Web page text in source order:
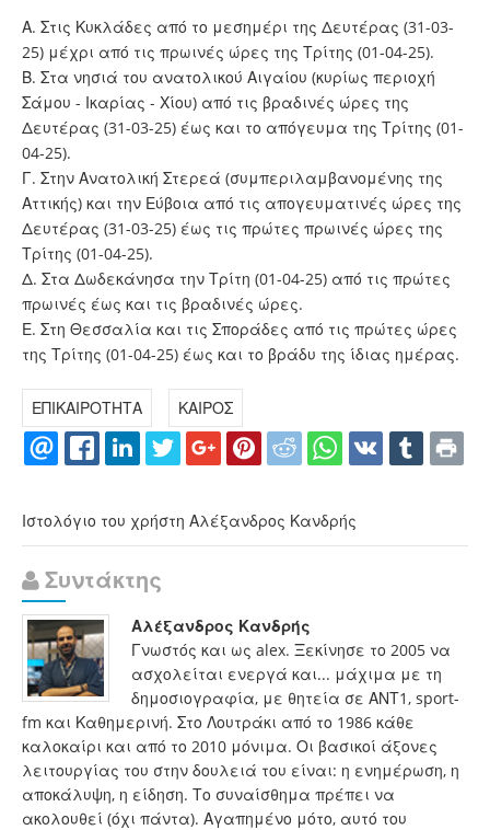
Α. Στις Κυκλάδες από το μεσημέρι της Δευτέρας (31-03-
25) μέχρι από τις πρωινές ώρες της Τρίτης (01-04-25).
Β. Στα νησιά του ανατολικού Αιγαίου (κυρίως περιοχή
Σάμου - Ικαρίας - Χίου) από τις βραδινές ώρες της
Δευτέρας (31-03-25) έως και το απόγευμα της Τρίτης (01-
04-25).
Γ. Στην Ανατολική Στερεά (συμπεριλαμβανομένης της
Αττικής) και την Εύβοια από τις απογευματινές ώρες της
Δευτέρας (31-03-25) έως τις πρώτες πρωινές ώρες της
Τρίτης (01-04-25).
Δ. Στα Δωδεκάνησα την Τρίτη (01-04-25) από τις πρώτες
πρωινές έως και τις βραδινές ώρες.
Ε. Στη Θεσσαλία και τις Σποράδες από τις πρώτες ώρες
της Τρίτης (01-04-25) έως και το βράδυ της ίδιας ημέρας.
ΕΠΙΚΑΙΡΟΤΗΤΑ ΚΑΙΡΟΣ
Ιστολόγιο του χρήστη Αλέξανδρος Κανδρής
Συντάκτης
Αλέξανδρος Κανδρής
Γνωστός και ως alex. Ξεκίνησε το 2005 να
ασχολείται ενεργά και... μάχιμα με τη
δημοσιογραφία, με θητεία σε ΑΝΤ1, sport-
fm και Καθημερινή. Στο Λουτράκι από το 1986 κάθε
καλοκαίρι και από το 2010 μόνιμα. Οι βασικοί άξονες
λειτουργίας του στην δουλειά του είναι: η ενημέρωση, η
αποκάλυψη, η είδηση. Το συναίσθημα πρέπει να
ακολουθεί (όχι πάντα). Αγαπημένο μότο, αυτό του